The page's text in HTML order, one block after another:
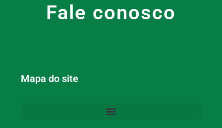
Fale conosco
Mapa do site